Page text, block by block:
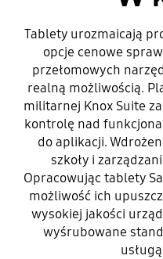
Tablety urozmaicają
opcje cenowe
przełomowych
realną możliwością.
militarnej Knox Suite
kontrolę nad
do aplikacji.
szkoły i
Opracowując tablety
możliwość ich
wysokiej jakości
wyśrubowane